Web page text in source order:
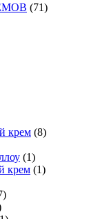
(71)
крем (8)
(1)
крем (1)